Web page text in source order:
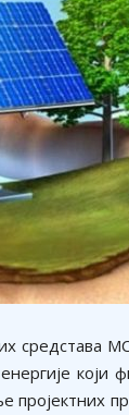
средстава
који
пројектних